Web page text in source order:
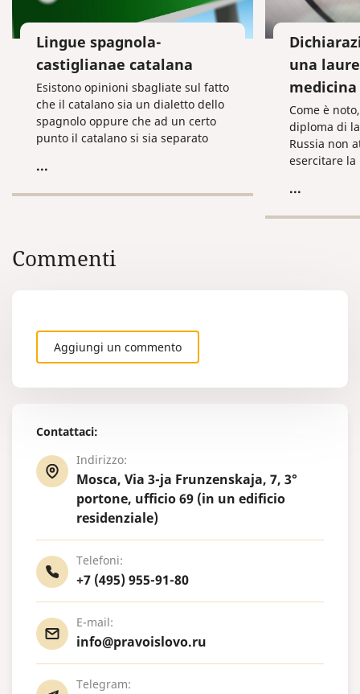
Contattaci:
Indirizzo:
Mosca, Via 3-ja Frunzenskaja, 7, 3°
portone, ufficio 69 (in un edificio
residenziale)
Telefoni:
+7 (495) 955-91-80
E-mail:
info@pravoislovo.ru
Telegram:
Lingue spagnola-
castiglianae catalana
Esistono opinioni sbagliate sul fatto
che il catalano sia un dialetto dello
spagnolo oppure che ad un certo
punto il catalano si sia separato
modificato nel corso del tempo. La
lingua è parlata in Spagna
...
una
medicina
Come è
diploma di
Russia non
esercitare
...
Commenti
Aggiungi un commento